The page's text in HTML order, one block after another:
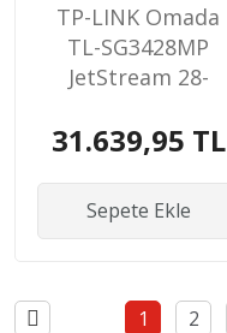
TP-LINK Omada
TL-SG3428MP
JetStream 28-
31.639,95 TL
Sepete Ekle
1 2